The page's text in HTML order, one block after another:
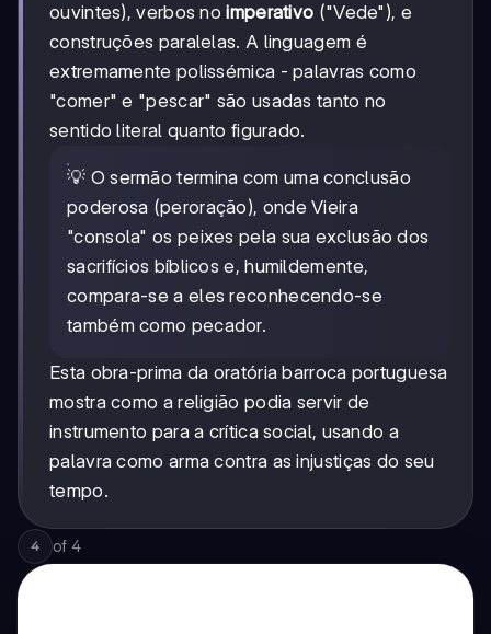
ouvintes), verbos noimperativo ("Vede"), e
construções paralelas. A linguagem é
extremamente polissémica - palavras como
"comer" e "pescar" são usadas tanto no
sentido literal quanto figurado.
💡 O sermão termina com uma conclusão
poderosa (peroração), onde Vieira
"consola" os peixes pela sua exclusão dos
sacrifícios bíblicos e, humildemente,
compara-se a eles reconhecendo-se
também como pecador.
Esta obra-prima da oratória barroca portuguesa
mostra como a religião podia servir de
instrumento para a crítica social, usando a
palavra como arma contra as injustiças do seu
tempo.
4 of 4